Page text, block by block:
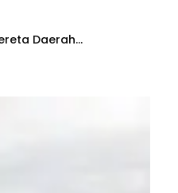
Daerah...